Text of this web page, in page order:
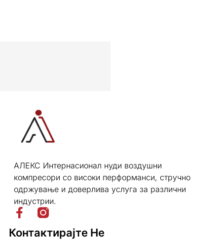
АЛЕКС Интернасионал нуди воздушни
компресори со високи перформанси, стручно
одржување и доверлива услуга за различни
индустрии.
Контактирајте Не